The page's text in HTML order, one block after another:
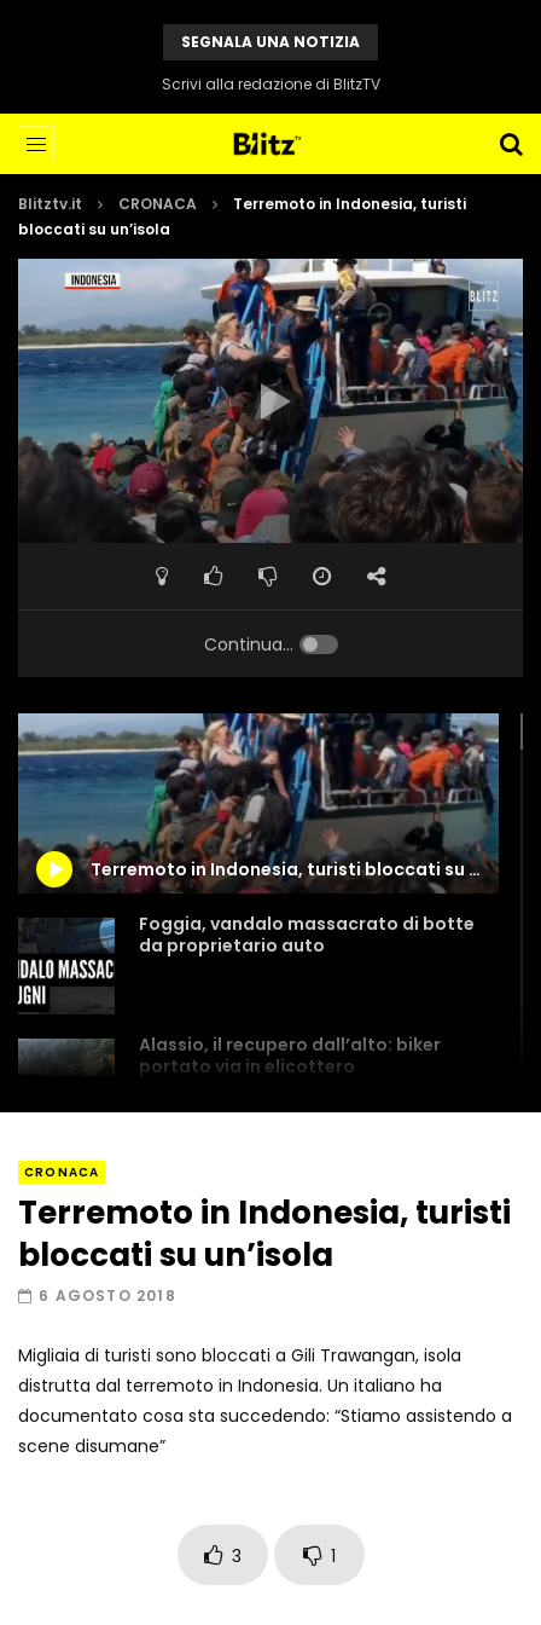
SEGNALA UNA NOTIZIA
Scrivi alla redazione di BlitzTV
Blitztv.it CRONACA
Terremoto in Indonesia, turisti
bloccati su un’isola
Continua...
Terremoto in Indonesia, turisti bloccati su un’isola
Foggia, vandalo massacrato di botte
da proprietario auto
Alassio, il recupero dall’alto: biker
portato via in elicottero
Un metro di neve in poche ore a Prato
Nevoso
Roma, la metro C diventa un museo:
ecco cosa c’è nelle nuove stazioni
Lucca, blitz della Finanza nello studio
medico abusivo
CRONACA
Terremoto in Indonesia, turisti
bloccati su un’isola
6 AGOSTO 2018
Migliaia di turisti sono bloccati a Gili Trawangan, isola
distrutta dal terremoto in Indonesia. Un italiano ha
documentato cosa sta succedendo: “Stiamo assistendo a
scene disumane”
3 1